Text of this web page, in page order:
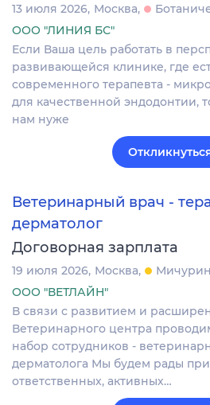
13 июля 2026 Москва
ООО "ЛИНИЯ БС"
Если Ваша цель работать в
развивающейся клинике, где
современного терапевта -
для качественной эндодонтии,
нам нуже
Ветеринарный врач -
дерматолог
Договорная зарплата
19 июля 2026 Москва
ООО "ВЕТЛАЙН"
В связи с развитием и
Ветеринарного центра
набор сотрудников -
дерматолога Мы будем рады
ответственных, активных…